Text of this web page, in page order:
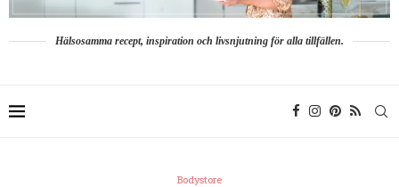
Hälsosamma recept, inspiration och livsnjutning för alla tillfällen.
Bodystore